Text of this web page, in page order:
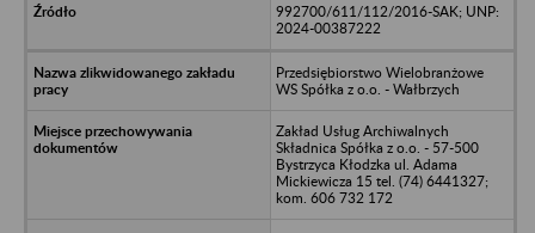
992700/611/112/2016-SAK; UNP:
2024-00387222
Przedsiębiorstwo Wielobranżowe
WS Spółka z o.o. - Wałbrzych
Zakład Usług Archiwalnych
Składnica Spółka z o.o. - 57-500
Bystrzyca Kłodzka ul. Adama
Mickiewicza 15 tel. (74) 6441327;
kom. 606 732 172